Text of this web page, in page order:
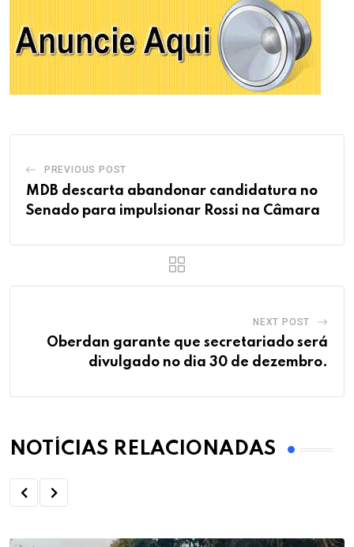
PREVIOUS POST
MDB descarta abandonar candidatura no
Senado para impulsionar Rossi na Câmara
NEXT POST
Oberdan garante que secretariado será
divulgado no dia 30 de dezembro.
NOTÍCIAS RELACIONADAS